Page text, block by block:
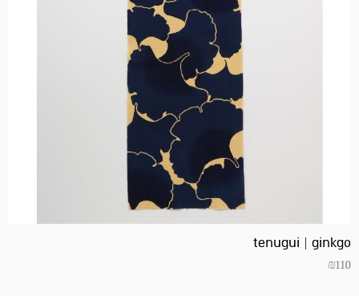
tenugui | ginkgo
₪110